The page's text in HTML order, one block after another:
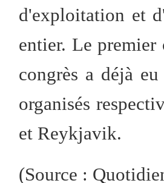
d'exploitation et
entier. Le premier
congrès a déjà
organisés
et Reykjavik.
(Source :